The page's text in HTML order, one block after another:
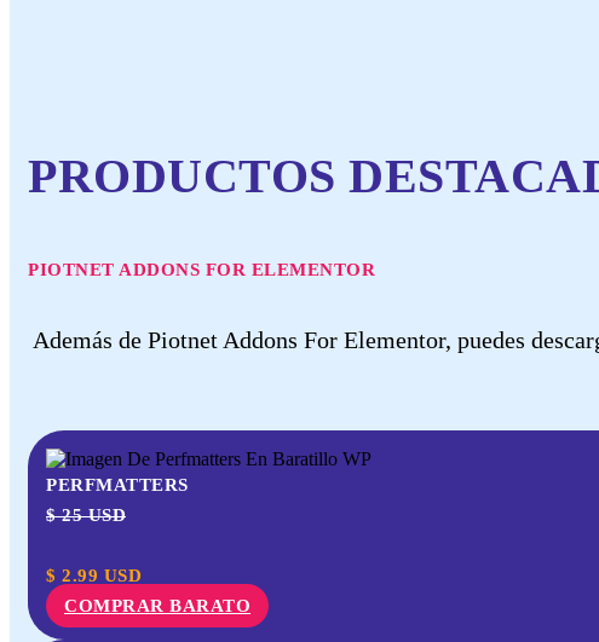
PRODUCTOS
PIOTNET ADDONS FOR ELEMENTOR
Además de Piotnet Addons For Elementor, puedes
PERFMATTERS
$ 25 USD
$ 2.99 USD
COMPRAR BARATO